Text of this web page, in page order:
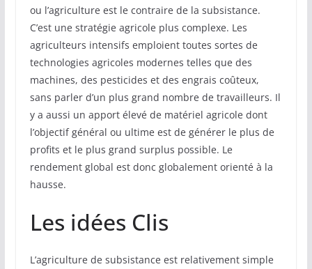
ou l’agriculture est le contraire de la subsistance.
C’est une stratégie agricole plus complexe. Les
agriculteurs intensifs emploient toutes sortes de
technologies agricoles modernes telles que des
machines, des pesticides et des engrais coûteux,
sans parler d’un plus grand nombre de travailleurs. Il
y a aussi un apport élevé de matériel agricole dont
l’objectif général ou ultime est de générer le plus de
profits et le plus grand surplus possible. Le
rendement global est donc globalement orienté à la
hausse.
Les idées Clis
L’agriculture de subsistance est relativement simple